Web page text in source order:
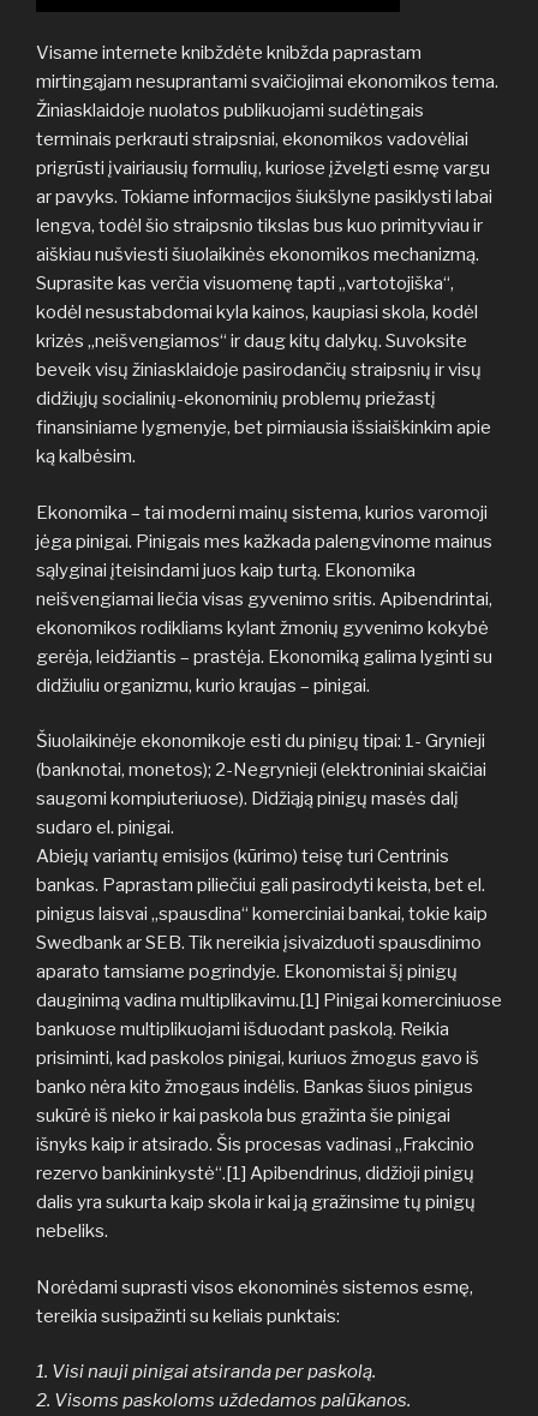
Visame internete knibždėte knibžda paprastam
mirtingąjam nesuprantami svaičiojimai ekonomikos tema.
Žiniasklaidoje nuolatos publikuojami sudėtingais
terminais perkrauti straipsniai, ekonomikos vadovėliai
prigrūsti įvairiausių formulių, kuriose įžvelgti esmę vargu
ar pavyks. Tokiame informacijos šiukšlyne pasiklysti labai
lengva, todėl šio straipsnio tikslas bus kuo primityviau ir
aiškiau nušviesti šiuolaikinės ekonomikos mechanizmą.
Suprasite kas verčia visuomenę tapti „vartotojiška“,
kodėl nesustabdomai kyla kainos, kaupiasi skola, kodėl
krizės „neišvengiamos“ ir daug kitų dalykų. Suvoksite
beveik visų žiniasklaidoje pasirodančių straipsnių ir visų
didžiųjų socialinių-ekonominių problemų priežastį
finansiniame lygmenyje, bet pirmiausia išsiaiškinkim apie
ką kalbėsim.
Ekonomika – tai moderni mainų sistema, kurios varomoji
jėga pinigai. Pinigais mes kažkada palengvinome mainus
sąlyginai įteisindami juos kaip turtą. Ekonomika
neišvengiamai liečia visas gyvenimo sritis. Apibendrintai,
ekonomikos rodikliams kylant žmonių gyvenimo kokybė
gerėja, leidžiantis – prastėja. Ekonomiką galima lyginti su
didžiuliu organizmu, kurio kraujas – pinigai.
Šiuolaikinėje ekonomikoje esti du pinigų tipai: 1- Grynieji
(banknotai, monetos); 2-Negrynieji (elektroniniai skaičiai
saugomi kompiuteriuose). Didžiąją pinigų masės dalį
sudaro el. pinigai.
Abiejų variantų emisijos (kūrimo) teisę turi Centrinis
bankas. Paprastam piliečiui gali pasirodyti keista, bet el.
pinigus laisvai „spausdina“ komerciniai bankai, tokie kaip
Swedbank ar SEB. Tik nereikia įsivaizduoti spausdinimo
aparato tamsiame pogrindyje. Ekonomistai šį pinigų
dauginimą vadina multiplikavimu.[1] Pinigai komerciniuose
bankuose multiplikuojami išduodant paskolą. Reikia
prisiminti, kad paskolos pinigai, kuriuos žmogus gavo iš
banko nėra kito žmogaus indėlis. Bankas šiuos pinigus
sukūrė iš nieko ir kai paskola bus gražinta šie pinigai
išnyks kaip ir atsirado. Šis procesas vadinasi „Frakcinio
rezervo bankininkystė“.[1] Apibendrinus, didžioji pinigų
dalis yra sukurta kaip skola ir kai ją gražinsime tų pinigų
nebeliks.
Norėdami suprasti visos ekonominės sistemos esmę,
tereikia susipažinti su keliais punktais:
1. Visi nauji pinigai atsiranda per paskolą.
2. Visoms paskoloms uždedamos palūkanos.